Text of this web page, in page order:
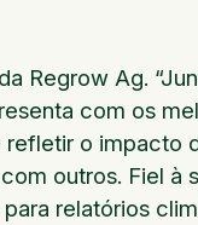
Regrow Ag.
com os
o impacto
outros. Fiel à
relatórios